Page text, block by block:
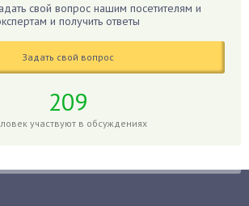
свой вопрос нашим посетителям и
и получить ответы
Задать свой вопрос
209
участвуют в обсуждениях